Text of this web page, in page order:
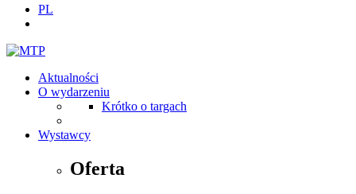
PL
Aktualności
O wydarzeniu
Krótko o targach
Wystawcy
Oferta